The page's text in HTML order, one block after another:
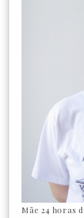
Mãe 24 horas